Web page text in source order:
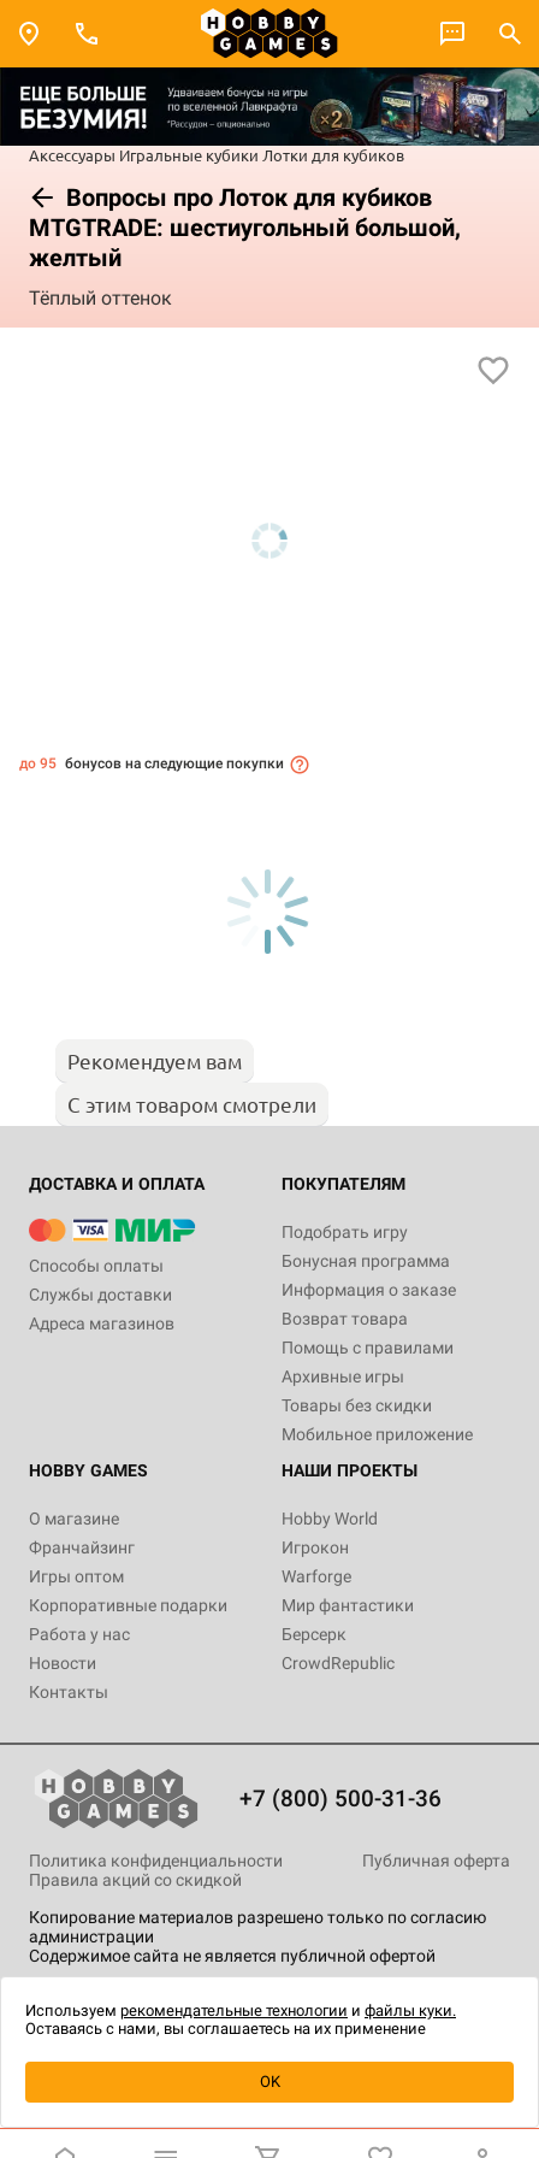
Аксессуары Игральные кубики Лотки для кубиков
Вопросы про Лоток для кубиков
MTGTRADE: шестиугольный большой,
желтый
Тёплый оттенок
Уведомить о наличии
до 95 бонусов на следующие покупки
Рекомендуем вам
С этим товаром смотрели
ДОСТАВКА И ОПЛАТА
Способы оплаты
Службы доставки
Адреса магазинов
ПОКУПАТЕЛЯМ
Подобрать игру
Бонусная программа
Информация о заказе
Возврат товара
Помощь с правилами
Архивные игры
Товары без скидки
Мобильное приложение
HOBBY GAMES
О магазине
Франчайзинг
Игры оптом
Корпоративные подарки
Работа у нас
Новости
Контакты
НАШИ ПРОЕКТЫ
Hobby World
Игрокон
Warforge
Мир фантастики
Берсерк
CrowdRepublic
+7 (800) 500-31-36
Копирование материалов разрешено только по согласию
администрации
Содержимое сайта не является публичной офертой
Политика конфиденциальности
Публичная оферта
Правила акций со скидкой
технологии.
Используем рекомендательные технологии и файлы куки.
Оставаясь с нами, вы соглашаетесь на их применение
OK